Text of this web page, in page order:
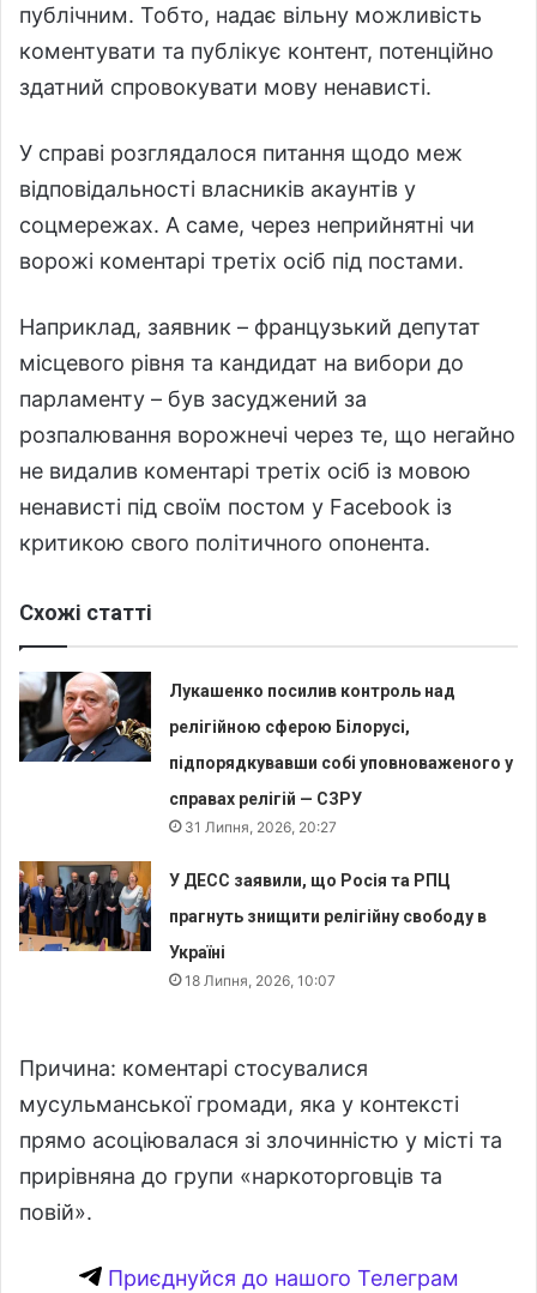
публічним. Тобто, надає вільну можливість
коментувати та публікує контент, потенційно
здатний спровокувати мову ненависті.
У справі розглядалося питання щодо меж
відповідальності власників акаунтів у
соцмережах. А саме, через неприйнятні чи
ворожі коментарі третіх осіб під постами.
Наприклад, заявник – французький депутат
місцевого рівня та кандидат на вибори до
парламенту – був засуджений за
розпалювання ворожнечі через те, що негайно
не видалив коментарі третіх осіб із мовою
ненависті під своїм постом у Facebook із
критикою свого політичного опонента.
Схожі статті
Лукашенко посилив контроль над
релігійною сферою Білорусі,
підпорядкувавши собі уповноваженого у
справах релігій — СЗРУ
31 Липня, 2026, 20:27
У ДЕСС заявили, що Росія та РПЦ
прагнуть знищити релігійну свободу в
Україні
18 Липня, 2026, 10:07
Причина: коментарі стосувалися
мусульманської громади, яка у контексті
прямо асоціювалася зі злочинністю у місті та
прирівняна до групи «наркоторговців та
повій».
Приєднуйся до нашого Телеграм